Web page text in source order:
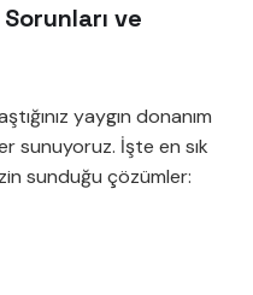
Sorunları ve
yaygın donanım
sunuyoruz. İşte en sık
sunduğu çözümler: